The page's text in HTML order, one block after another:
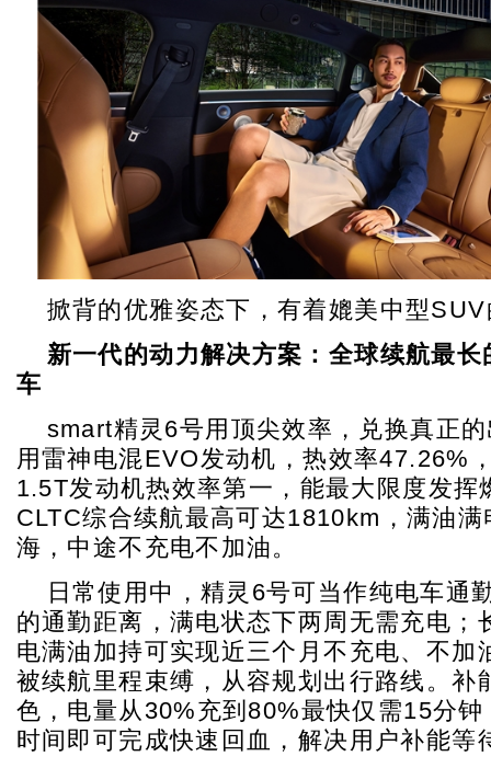
掀背的优雅姿态下，有着媲美中型
新一代的动力解决方案：全球续航最长
车
smart精灵6号用顶尖效率，兑换真正
用雷神电混EVO发动机，热效率47.26%
1.5T发动机热效率第一，能最大限度发挥
CLTC综合续航最高可达1810km，满油
海，中途不充电不加油。
日常使用中，精灵6号可当作纯电车通
的通勤距离，满电状态下两周无需充电；
电满油加持可实现近三个月不充电、不加
被续航里程束缚，从容规划出行路线。补
色，电量从30%充到80%最快仅需15分
时间即可完成快速回血，解决用户补能等